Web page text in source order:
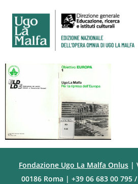
Fondazione Ugo La Malfa Onlus |
00186 Roma | +39 06 683 00 795